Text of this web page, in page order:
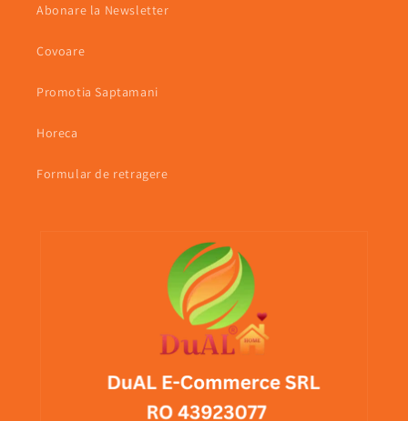
Abonare la Newsletter
Covoare
Promotia Saptamani
Horeca
Formular de retragere